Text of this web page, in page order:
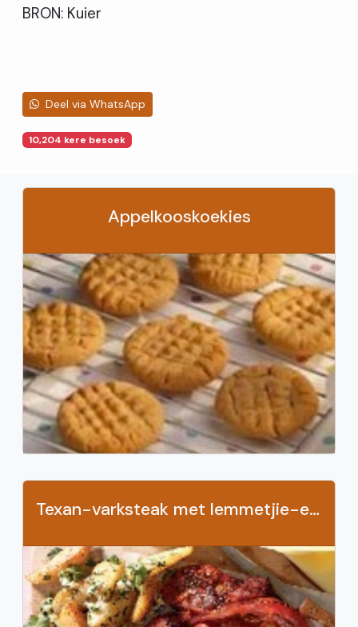
BRON: Kuier
Deel via WhatsApp
10,204 kere besoek
Appelkooskoekies
Texan-varksteak met lemmetjie-en-feta-aartappels